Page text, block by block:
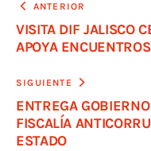
ANTERIOR
VISITA DIF JALISCO
APOYA
SIGUIENTE
ENTREGA
FISCALÍA
ESTADO